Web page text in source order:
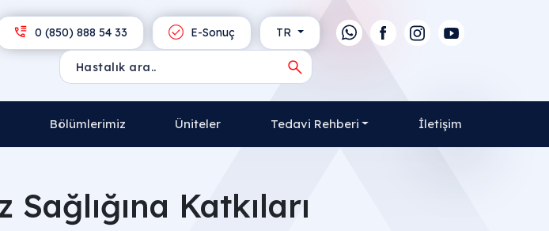
TR
E-Sonuç
0 (850) 888 54 33
Bölümlerimiz Üniteler Tedavi Rehberi İletişim
Katkıları